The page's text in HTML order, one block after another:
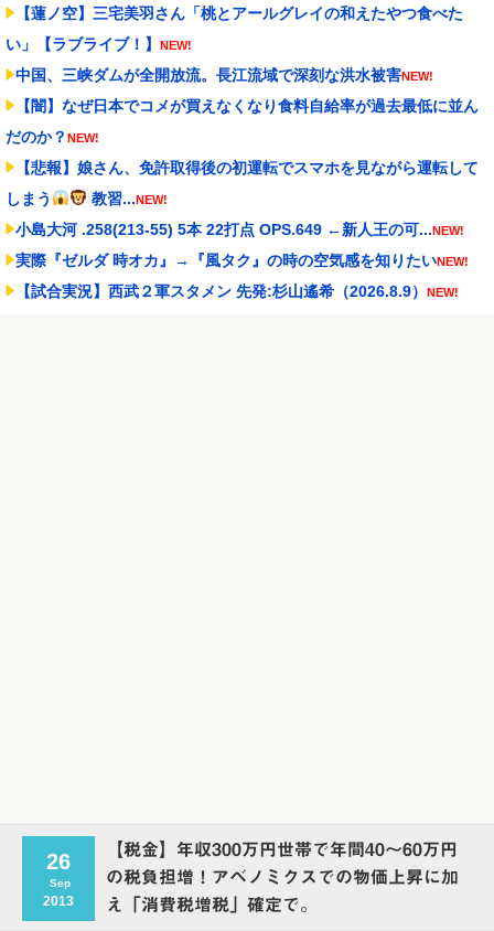
【蓮ノ空】三宅美羽さん「桃とアールグレイの和えたやつ食べた
い」【ラブライブ！】
NEW!
中国、三峡ダムが全開放流。長江流域で深刻な洪水被害NEW!
【闇】なぜ日本でコメが買えなくなり食料自給率が過去最低に並ん
だのか？ NEW!
【悲報】娘さん、免許取得後の初運転でスマホを見ながら運転して
しまう
教習...NEW!
小島大河 .258(213-55) 5本 22打点 OPS.649 ←新人王の可...NEW!
実際『ゼルダ 時オカ』→『風タク』の時の空気感を知りたいNEW!
【試合実況】西武２軍スタメン 先発:杉山遙希（2026.8.9） NEW!
26
Sep
2013
【税金】年収300万円世帯で年間40～60万円
の税負担増！アベノミクスでの物価上昇に加
え「消費税増税」確定で。